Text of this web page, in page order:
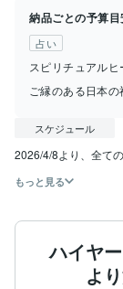
納品ごとの予算目
占い
スピリチュアルヒ
ご縁のある日本
スケジュール
2026/4/8より、全て
もっと見る
ハイヤ
よ